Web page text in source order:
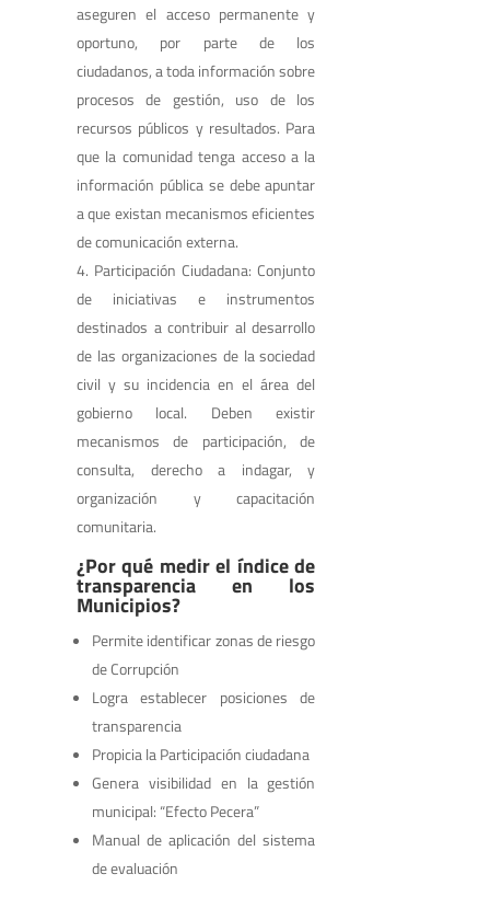
aseguren el acceso permanente y
oportuno, por parte de los
ciudadanos, a toda información sobre
procesos de gestión, uso de los
recursos públicos y resultados. Para
que la comunidad tenga acceso a la
información pública se debe apuntar
a que existan mecanismos eficientes
de comunicación externa.
Participación Ciudadana: Conjunto
de iniciativas e instrumentos
destinados a contribuir al desarrollo
de las organizaciones de la sociedad
civil y su incidencia en el área del
gobierno local. Deben existir
mecanismos de participación, de
consulta, derecho a indagar, y
organización y capacitación
comunitaria.
¿Por qué medir el índice de
transparencia en los
Municipios?
Permite identificar zonas de riesgo
de Corrupción
Logra establecer posiciones de
transparencia
Propicia la Participación ciudadana
Genera visibilidad en la gestión
municipal: “Efecto Pecera”
Manual de aplicación del sistema
de evaluación